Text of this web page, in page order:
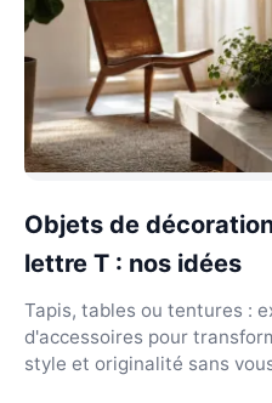
Objets de
lettre T : nos idées
Tapis, tables ou tentures :
d'accessoires pour
style et originalité sans